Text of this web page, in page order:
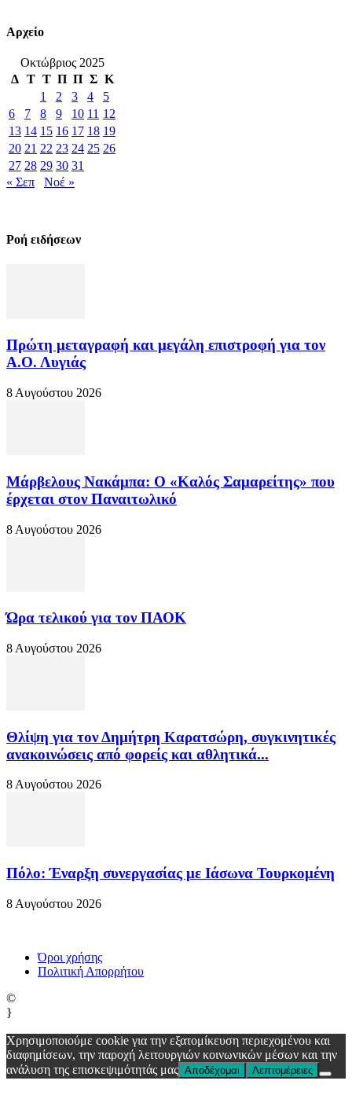
Αρχείο
Οκτώβριος 2025
Δ Τ Τ Π Π Σ Κ
1
2 3 4
5
6
7 8 9 10 11 12
13 14 15 16 17 18 19
20 21 22 23 24 25 26
27 28 29 30 31
« Σεπ
Νοέ »
Ροή ειδήσεων
Πρώτη μεταγραφή και μεγάλη επιστροφή για τον
Α.Ο. Λυγιάς
8 Αυγούστου 2026
Μάρβελους Νακάμπα: Ο «Καλός Σαμαρείτης» που
έρχεται στον Παναιτωλικό
8 Αυγούστου 2026
Ώρα τελικού για τον ΠΑΟΚ
8 Αυγούστου 2026
Θλίψη για τον Δημήτρη Καρατσώρη, συγκινητικές
ανακοινώσεις από φορείς και αθλητικά...
8 Αυγούστου 2026
Πόλο: Έναρξη συνεργασίας με Ιάσωνα Τουρκομένη
8 Αυγούστου 2026
Όροι χρήσης
Πολιτική Απορρήτου
©
}
Χρησιμοποιούμε cookie για την εξατομίκευση περιεχομένου και
διαφημίσεων, την παροχή λειτουργιών κοινωνικών μέσων και την
ανάλυση της επισκεψιμότητάς μας Αποδέχομαι Λεπτομέρειες